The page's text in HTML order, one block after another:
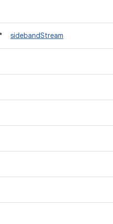
* sidebandStream